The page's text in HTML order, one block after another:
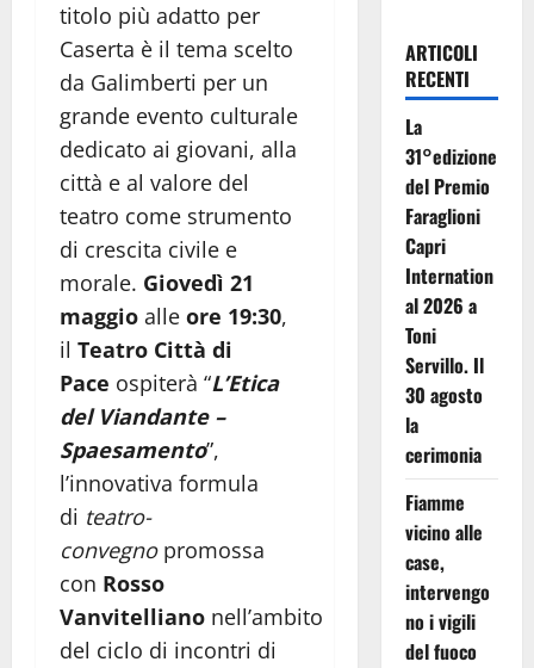
titolo più adatto per
Caserta è il tema scelto
da Galimberti per un
grande evento culturale
dedicato ai giovani, alla
città e al valore del
teatro come strumento
di crescita civile e
morale. Giovedì 21
maggio alle ore 19:30,
il Teatro Città di
Pace ospiterà “L’Etica
del Viandante –
Spaesamento”,
l’innovativa formula
di teatro-
convegno promossa
con Rosso
Vanvitelliano nell’ambito
del ciclo di incontri di
ARTICOLI
RECENTI
La
31°edizione
del Premio
Faraglioni
Capri
Internation
al 2026 a
Toni
Servillo. Il
30 agosto
la
cerimonia
Fiamme
vicino alle
case,
intervengo
no i vigili
del fuoco